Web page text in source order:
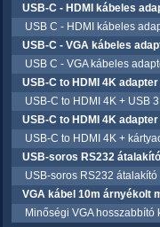
USB-C - HDMI kábeles
USB C - HDMI kábeles
USB-C - VGA kábeles
USB C - VGA kábeles
USB-C to HDMI 4K
USB-C to HDMI 4K + USB
USB-C to HDMI 4K
USB-C to HDMI 4K +
USB-soros RS232
USB-soros RS232 átalakító
VGA kábel 10m árnyékolt
Minőségi VGA hosszabbító